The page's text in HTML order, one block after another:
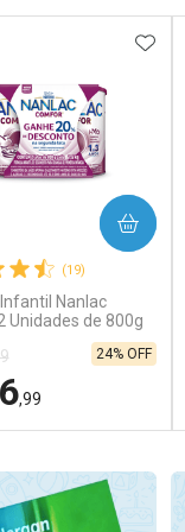
(19)
Nanlac
Unidades de 800g
,99
24% OFF
COMPRAR